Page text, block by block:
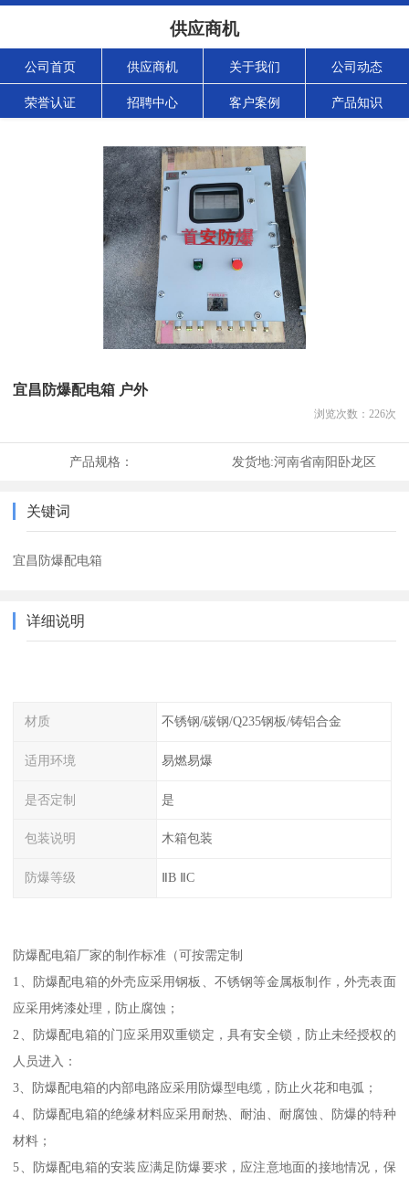
供应商机
公司首页 供应商机 关于我们 公司动态
荣誉认证 招聘中心 客户案例 产品知识
宜昌防爆配电箱 户外
浏览次数： 226次
产品规格： 发货地:河南省南阳卧龙区
关键词
宜昌防爆配电箱
详细说明
材质 不锈钢/碳钢/Q235钢板/铸铝合金
适用环境 易燃易爆
是否定制 是
包装说明 木箱包装
防爆等级 ⅡB ⅡC
防爆配电箱厂家的制作标准（可按需定制
1、防爆配电箱的外壳应采用钢板、不锈钢等金属板制作，外壳表面
应采用烤漆处理，防止腐蚀；
2、防爆配电箱的门应采用双重锁定，具有安全锁，防止未经授权的
人员进入：
3、防爆配电箱的内部电路应采用防爆型电缆，防止火花和电弧；
4、防爆配电箱的绝缘材料应采用耐热、耐油、耐腐蚀、防爆的特种
材料；
5、防爆配电箱的安装应满足防爆要求，应注意地面的接地情况，保